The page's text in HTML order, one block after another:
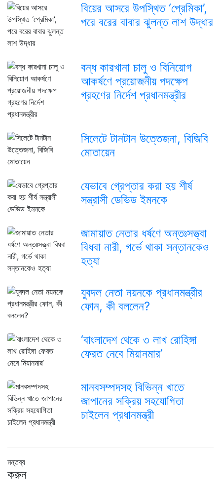
বিয়ের আসরে উপস্থিত ‘প্রেমিকা’,
পরে বরের বাবার ঝুলন্ত লাশ উদ্ধার
বন্ধ কারখানা চালু ও বিনিয়োগ
আকর্ষণে প্রয়োজনীয় পদক্ষেপ
গ্রহণের নির্দেশ প্রধানমন্ত্রীর
সিলেটে টানটান উত্তেজনা, বিজিবি
মোতায়েন
যেভাবে গ্রেপ্তার করা হয় শীর্ষ
সন্ত্রাসী ডেভিড ইমনকে
জামায়াত নেতার ধর্ষণে অন্তঃসত্ত্বা
বিধবা নারী, গর্ভে থাকা সন্তানকেও
হত্যা
যুবদল নেতা নয়নকে প্রধানমন্ত্রীর
ফোন, কী বললেন?
‘বাংলাদেশ থেকে ৩ লাখ রোহিঙ্গা
ফেরত নেবে মিয়ানমার’
মানবসম্পদসহ বিভিন্ন খাতে
জাপানের সক্রিয় সহযোগিতা
চাইলেন প্রধানমন্ত্রী
মন্তব্য
করুন